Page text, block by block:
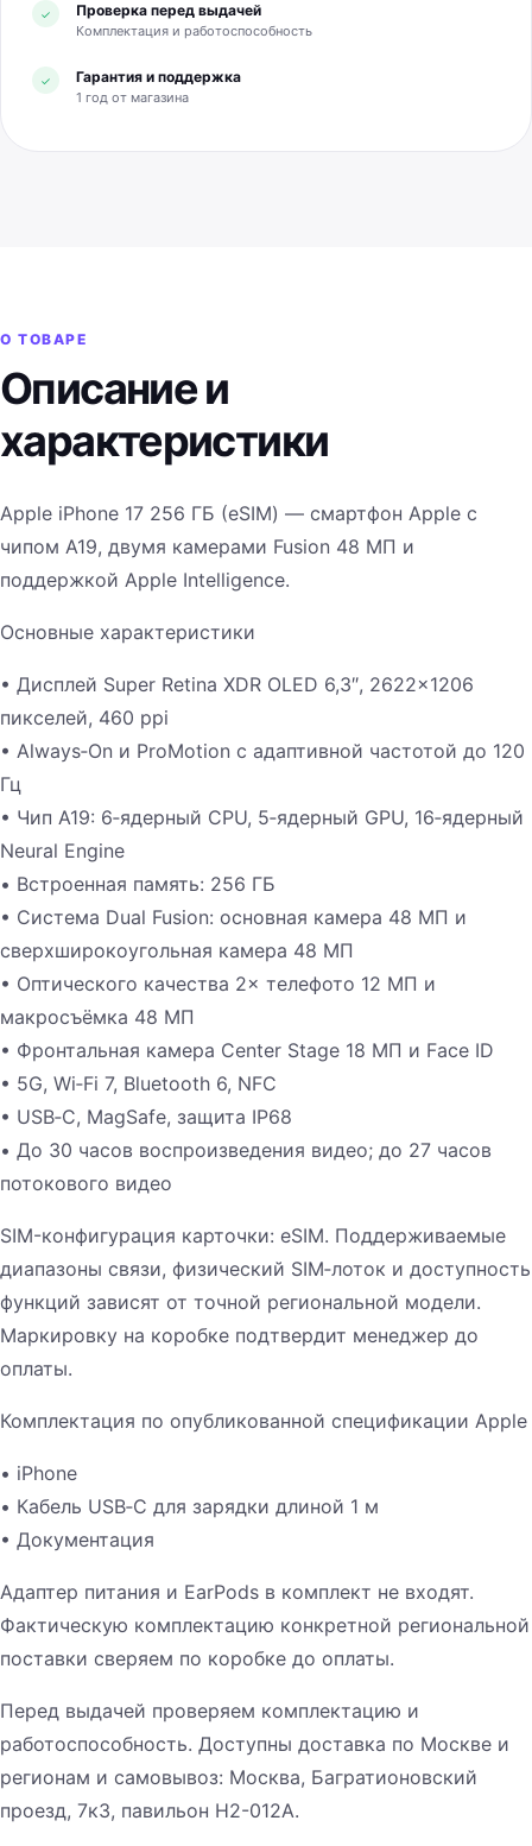
✓ Проверка перед выдачей
Комплектация и работоспособность
✓ Гарантия и поддержка
1 год от магазина
О ТОВАРЕ
Описание и
характеристики
Apple iPhone 17 256 ГБ (eSIM) — смартфон Apple с
чипом A19, двумя камерами Fusion 48 МП и
поддержкой Apple Intelligence.
Основные характеристики
• Дисплей Super Retina XDR OLED 6,3″, 2622×1206
пикселей, 460 ppi
• Always‑On и ProMotion с адаптивной частотой до 120
Гц
• Чип A19: 6‑ядерный CPU, 5‑ядерный GPU, 16‑ядерный
Neural Engine
• Встроенная память: 256 ГБ
• Система Dual Fusion: основная камера 48 МП и
сверхширокоугольная камера 48 МП
• Оптического качества 2× телефото 12 МП и
макросъёмка 48 МП
• Фронтальная камера Center Stage 18 МП и Face ID
• 5G, Wi‑Fi 7, Bluetooth 6, NFC
• USB‑C, MagSafe, защита IP68
• До 30 часов воспроизведения видео; до 27 часов
потокового видео
SIM-конфигурация карточки: eSIM. Поддерживаемые
диапазоны связи, физический SIM‑лоток и доступность
функций зависят от точной региональной модели.
Маркировку на коробке подтвердит менеджер до
оплаты.
Комплектация по опубликованной спецификации Apple
• iPhone
• Кабель USB‑C для зарядки длиной 1 м
• Документация
Адаптер питания и EarPods в комплект не входят.
Фактическую комплектацию конкретной региональной
поставки сверяем по коробке до оплаты.
Перед выдачей проверяем комплектацию и
работоспособность. Доступны доставка по Москве и
регионам и самовывоз: Москва, Багратионовский
проезд, 7к3, павильон H2-012A.